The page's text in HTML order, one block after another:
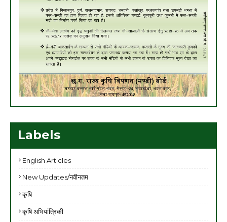
Labels
English Articles
New Updates/नवीनतम
कृषि
कृषि अभियांत्रिकी